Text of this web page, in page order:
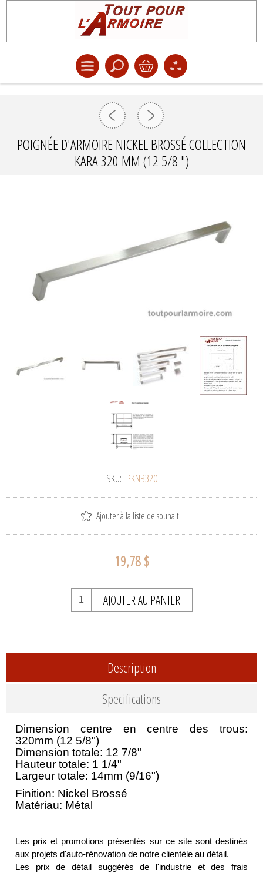
POIGNÉE D'ARMOIRE NICKEL BROSSÉ COLLECTION
KARA 320 MM (12 5/8 ")
SKU: PKNB320
Ajouter à la liste de souhait
19,78 $
AJOUTER AU PANIER
Description
Specifications
Dimension centre en centre des trous:
320mm (12 5/8")
Dimension totale: 12 7/8"
Hauteur totale: 1 1/4"
Largeur totale: 14mm (9/16")
Finition: Nickel Brossé
Matériau: Métal
Les prix et promotions présentés sur ce site sont destinés
aux projets d'auto-rénovation de notre clientèle au détail.
Les prix de détail suggérés de l'industrie et des frais